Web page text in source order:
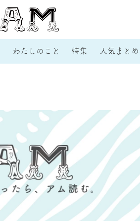
わたしのこと 特集 人気まとめ